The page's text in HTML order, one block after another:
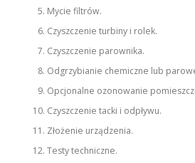
Mycie filtrów.
Czyszczenie turbiny i rolek.
Czyszczenie parownika.
Odgrzybianie chemiczne lub
Opcjonalne ozonowanie
Czyszczenie tacki i odpływu.
Złożenie urządzenia.
Testy techniczne.